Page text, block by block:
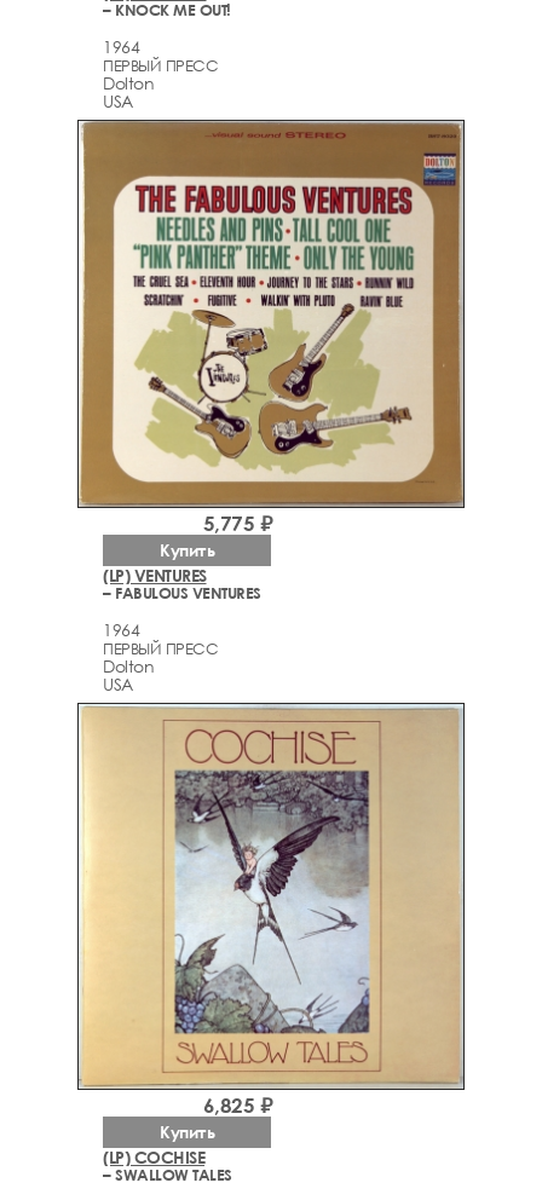
– KNOCK ME OUT!
1964
ПЕРВЫЙ ПРЕСС
Dolton
USA
(LP) VENTURES
– FABULOUS VENTURES
1964
ПЕРВЫЙ ПРЕСС
Dolton
USA
5,775 ₽
Купить
(LP) COCHISE
– SWALLOW TALES
6,825 ₽
Купить